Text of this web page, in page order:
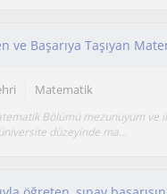
ve Başarıya Taşıyan
Matematik
Bölümü mezunuyum ve
düzeyinde ma...